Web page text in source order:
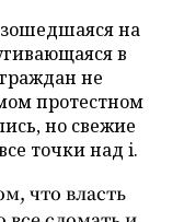
на
в
не
протестном
но свежие
точки над i.
что власть